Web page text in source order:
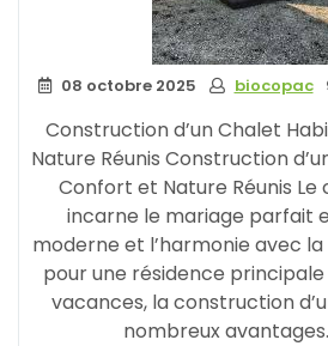
08 octobre 2025 biocopac
Construction d’un Chalet
Nature Réunis Construction
Confort et Nature Réunis
incarne le mariage parfait
moderne et l’harmonie avec
pour une résidence
vacances, la construction
nombreux